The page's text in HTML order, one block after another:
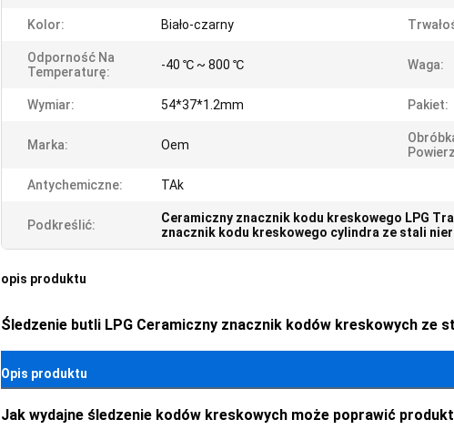
Kolor: Biało-czarny
Odporność Na
Temperaturę:
-40 ℃ ~ 800 ℃ Waga:
Wymiar: 54*37*1.2mm Pakiet:
Marka: Oem
Antychemiczne: TAk
Podkreślić: Ceramiczny znacznik kodu kreskowego LPG
znacznik kodu kreskowego cylindra ze stali
opis produktu
Śledzenie butli LPG Ceramiczny znacznik kodów kreskowych ze
Opis produktu
Jak wydajne śledzenie kodów kreskowych może poprawić